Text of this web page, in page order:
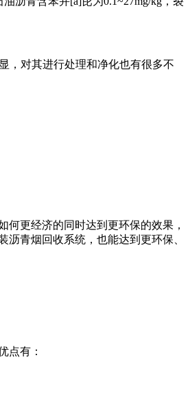
，对其进行处理和净化也有很多不
更经济的同时达到更环保的效果，
沥青烟回收系统，也能达到更环保、
点有：